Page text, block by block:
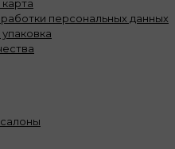
персональных данных